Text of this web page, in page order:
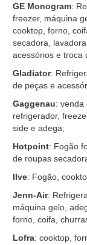
GE Monogram:
freezer, máquina
cooktop, forno,
secadora,
acessórios e troca
Gladiator:
de peças e
Gaggenau: venda
refrigerador,
side e adega;
Hotpoint: Fogão
de roupas
Ilve: Fogão,
Jenn-Air:
máquina gelo,
forno, coifa,
Lofra: cooktop,